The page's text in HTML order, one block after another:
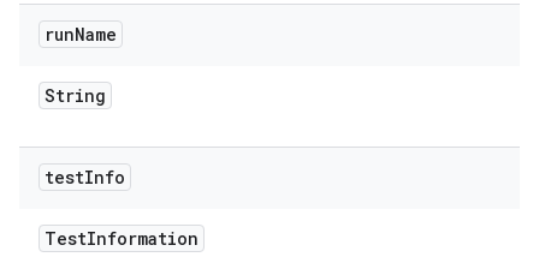
runName
String
testInfo
TestInformation